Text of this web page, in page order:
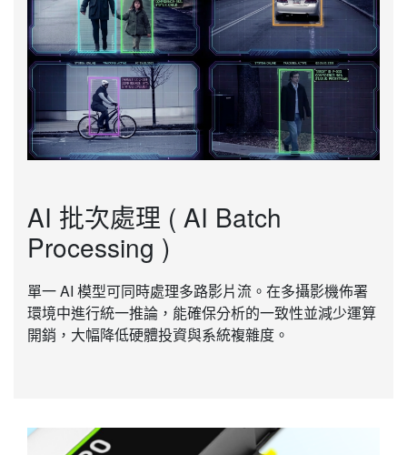
AI 批次處理 ( AI Batch
Processing )
單一 AI 模型可同時處理多路影片流。在多攝影機佈署
環境中進行統一推論，能確保分析的一致性並減少運算
開銷，大幅降低硬體投資與系統複雜度。